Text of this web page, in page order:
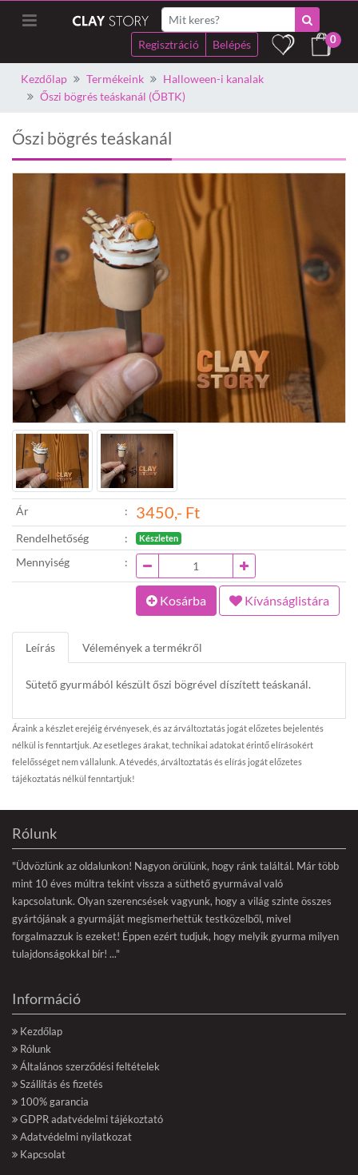
Regisztráció Belépés 0
Kezdőlap Termékeink
Halloween-i kanalak
Őszi bögrés teáskanál (ŐBTK)
Őszi bögrés teáskanál
Ár 3450,- Ft
Rendelhetőség Készleten
Mennyiség
Kosárba Kívánságlistára
Leírás Vélemények a termékről
Sütető gyurmából készült őszi bögrével díszített teáskanál.
Áraink a készlet erejéig érvényesek, és az árváltoztatás jogát előzetes bejelentés
nélkül is fenntartjuk. Az esetleges árakat, technikai adatokat érintő elírásokért
felelősséget nem vállalunk. A tévedés, árváltoztatás és elírás jogát előzetes
tájékoztatás nélkül fenntartjuk!
Rólunk
"Üdvözlünk az oldalunkon! Nagyon örülünk, hogy ránk találtál. Már több
mint 10 éves múltra tekint vissza a süthető gyurmával való
kapcsolatunk. Olyan szerencsések vagyunk, hogy a világ szinte összes
gyártójának a gyurmáját megismerhettük testközelből, mivel
forgalmazzuk is ezeket! Éppen ezért tudjuk, hogy melyik gyurma milyen
tulajdonságokkal bír! ..."
Információ
Kezdőlap
Rólunk
Általános szerződési feltételek
Szállítás és fizetés
100% garancia
GDPR adatvédelmi tájékoztató
Adatvédelmi nyilatkozat
Kapcsolat